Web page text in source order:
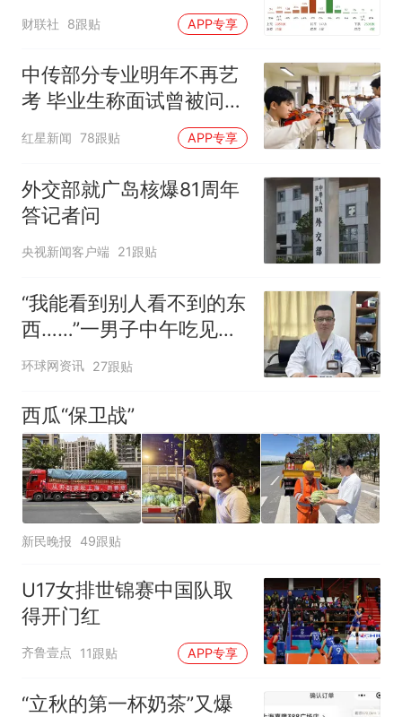
强
财联社 8跟贴 APP专享
中传部分专业明年不再艺
考 毕业生称面试曾被问
“如何策划晚会” 专家：遏
红星新闻 78跟贴 APP专享
外交部就广岛核爆81周年
答记者问
央视新闻客户端 21跟贴
“我能看到别人看不到的东
西……”一男子中午吃见手
青没事，晚上再吃却出现
幻觉被紧急送医！
环球网资讯 27跟贴
西瓜“保卫战”
新民晚报 49跟贴
U17女排世锦赛中国队取
得开门红
齐鲁壹点 11跟贴 APP专享
“立秋的第一杯奶茶”又爆